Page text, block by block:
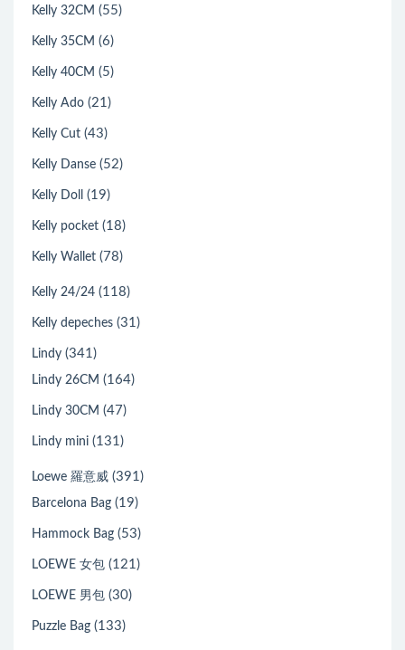
Kelly 32CM (55)
Kelly 35CM (6)
Kelly 40CM (5)
Kelly Ado (21)
Kelly Cut (43)
Kelly Danse (52)
Kelly Doll (19)
Kelly pocket (18)
Kelly Wallet (78)
Kelly 24/24 (118)
Kelly depeches (31)
Lindy (341)
Lindy 26CM (164)
Lindy 30CM (47)
Lindy mini (131)
Loewe 羅意威 (391)
Barcelona Bag (19)
Hammock Bag (53)
LOEWE 女包 (121)
LOEWE 男包 (30)
Puzzle Bag (133)